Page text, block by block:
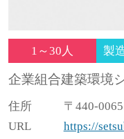
1～30人 製
企業組合建築環境
住所
〒440-
URL
https://